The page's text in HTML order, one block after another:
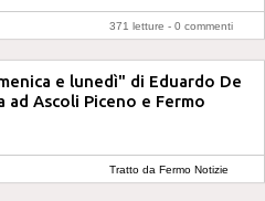
371 letture - 0 commenti
e lunedì" di Eduardo De
ad Ascoli Piceno e Fermo
Tratto da Fermo Notizie